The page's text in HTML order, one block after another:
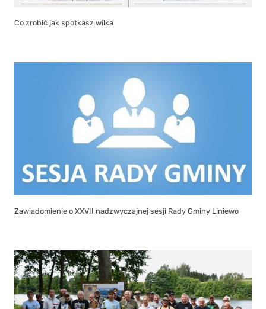
Co zrobić jak spotkasz wilka
Zawiadomienie o XXVII nadzwyczajnej sesji Rady Gminy Liniewo